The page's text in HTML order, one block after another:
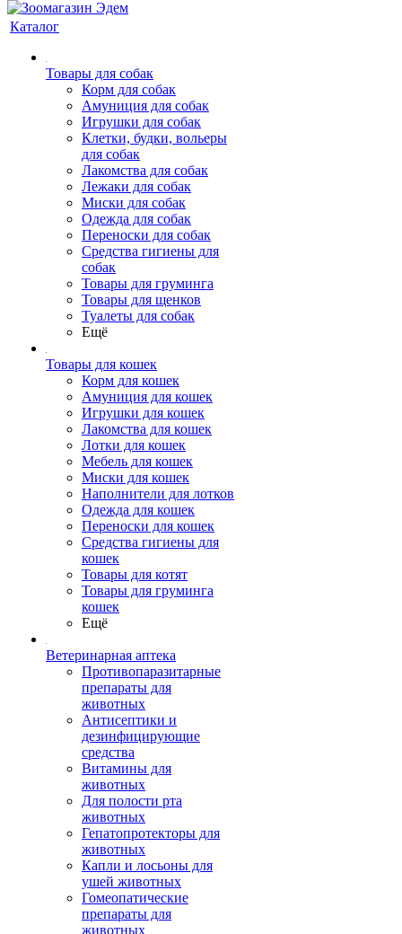
Каталог
Товары для собак
Корм для собак
Амуниция для собак
Игрушки для собак
Клетки, будки, вольеры
для собак
Лакомства для собак
Лежаки для собак
Миски для собак
Одежда для собак
Переноски для собак
Средства гигиены для
собак
Товары для груминга
Товары для щенков
Туалеты для собак
Ещё
Товары для кошек
Корм для кошек
Амуниция для кошек
Игрушки для кошек
Лакомства для кошек
Лотки для кошек
Мебель для кошек
Миски для кошек
Наполнители для лотков
Одежда для кошек
Переноски для кошек
Средства гигиены для
кошек
Товары для котят
Товары для груминга
кошек
Ещё
Ветеринарная аптека
Противопаразитарные
препараты для
животных
Антисептики и
дезинфицирующие
средства
Витамины для
животных
Для полости рта
животных
Гепатопротекторы для
животных
Капли и лосьоны для
ушей животных
Гомеопатические
препараты для
животных